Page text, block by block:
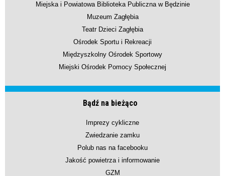
Miejska i Powiatowa Biblioteka Publiczna w Będzinie
Muzeum Zagłębia
Teatr Dzieci Zagłębia
Ośrodek Sportu i Rekreacji
Międzyszkolny Ośrodek Sportowy
Miejski Ośrodek Pomocy Społecznej
Bądź na bieżąco
Imprezy cykliczne
Zwiedzanie zamku
Polub nas na facebooku
Jakość powietrza i informowanie
GZM